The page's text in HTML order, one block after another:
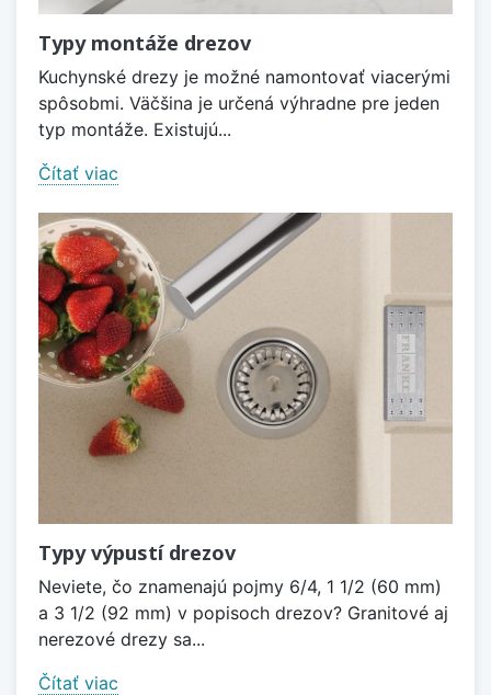
Typy montáže drezov
Kuchynské drezy je možné namontovať viacerými
spôsobmi. Väčšina je určená výhradne pre jeden
typ montáže. Existujú...
Čítať viac
Typy výpustí drezov
Neviete, čo znamenajú pojmy 6/4, 1 1/2 (60 mm)
a 3 1/2 (92 mm) v popisoch drezov? Granitové aj
nerezové drezy sa...
Čítať viac